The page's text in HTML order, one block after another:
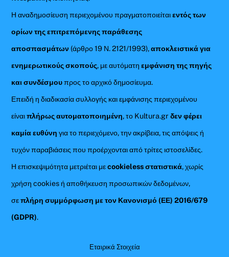
Η αναδημοσίευση περιεχομένου πραγματοποιείταιεντός των
ορίων της επιτρεπόμενης παράθεσης
αποσπασμάτων (άρθρο 19 Ν. 2121/1993),αποκλειστικά για
ενημερωτικούς σκοπούς, με αυτόματηεμφάνιση της πηγής
και συνδέσμουπρος το αρχικό δημοσίευμα.
Επειδή η διαδικασία συλλογής και εμφάνισης περιεχομένου
είναιπλήρως αυτοματοποιημένη, το Kultura.grδεν φέρει
καμία ευθύνη για το περιεχόμενο, την ακρίβεια, τις απόψεις ή
τυχόν παραβιάσεις που προέρχονται από τρίτες ιστοσελίδες.
Η επισκεψιμότητα μετριέται μεcookieless στατιστικά, χωρίς
χρήση cookies ή αποθήκευση προσωπικών δεδομένων,
σεπλήρη συμμόρφωση με τον Κανονισμό (ΕΕ) 2016/679
(GDPR).
Εταιρικά Στοιχεία